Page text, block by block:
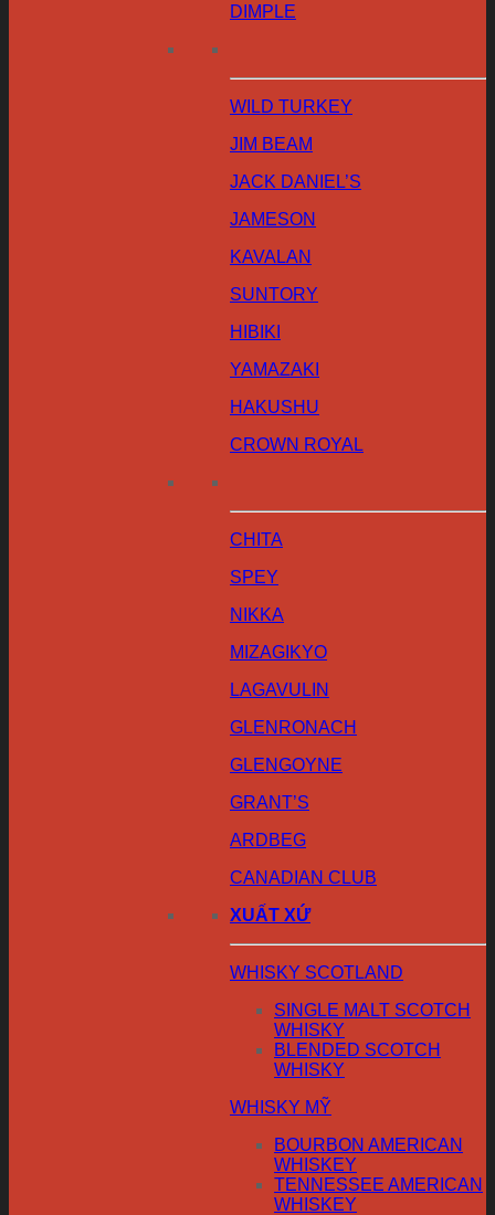
DIMPLE
WILD TURKEY
JIM BEAM
JACK DANIEL’S
JAMESON
KAVALAN
SUNTORY
HIBIKI
YAMAZAKI
HAKUSHU
CROWN ROYAL
CHITA
SPEY
NIKKA
MIZAGIKYO
LAGAVULIN
GLENRONACH
GLENGOYNE
GRANT’S
ARDBEG
CANADIAN CLUB
XUẤT XỨ
WHISKY SCOTLAND
SINGLE MALT SCOTCH
WHISKY
BLENDED SCOTCH
WHISKY
WHISKY MỸ
BOURBON AMERICAN
WHISKEY
TENNESSEE AMERICAN
WHISKEY